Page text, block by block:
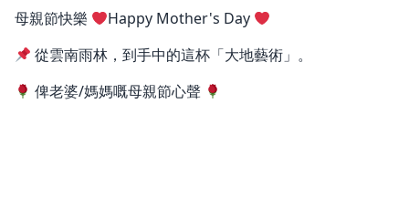
母親節快樂
Happy Mother's Day
從雲南雨林，到手中的這杯「大地藝術」。
俾老婆/媽媽嘅母親節心聲